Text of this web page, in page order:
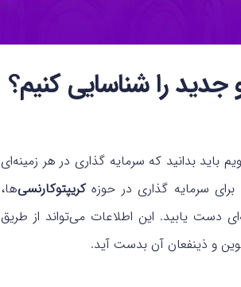
جدید را شناسایی کنیم؟
باید بدانید که سرمایه گذاری در هر زمینه‌ای
برای سرمایه گذاری در حوزهکریپتوکارنسی‌ها،
دست یابید. این اطلاعات می‌تواند از طریق
کوین و ذینفعان آن بدست آید.